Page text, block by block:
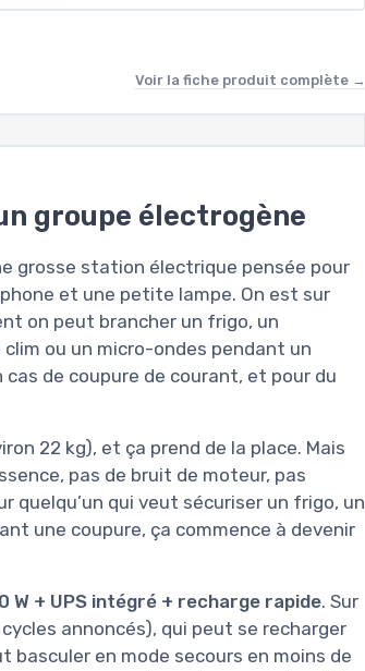
Voir la fiche produit complète →
groupe électrogène
grosse station électrique pensée pour
et une petite lampe. On est sur
on peut brancher un frigo, un
ou un micro-ondes pendant un
de coupure de courant, et pour du
22 kg), et ça prend de la place. Mais
pas de bruit de moteur, pas
quelqu’un qui veut sécuriser un frigo, un
une coupure, ça commence à devenir
W + UPS intégré + recharge rapide. Sur
annoncés), qui peut se recharger
basculer en mode secours en moins de